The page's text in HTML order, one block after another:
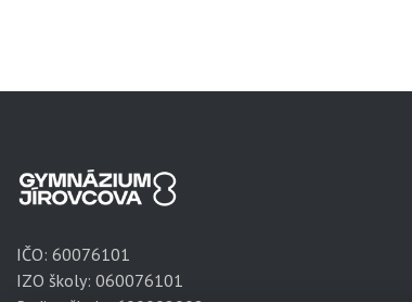
IČO: 60076101
IZO školy: 060076101